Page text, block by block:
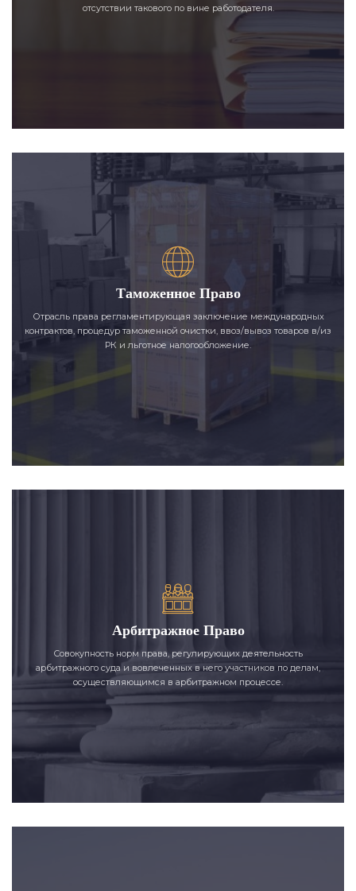
отсутствии такового по вине работодателя.
Таможенное Право
Отрасль права регламентирующая заключение международных
контрактов, процедур таможенной очистки, ввоз/вывоз товаров в/из
РК и льготное налогообложение.
Арбитражное Право
Совокупность норм права, регулирующих деятельность
арбитражного суда и вовлеченных в него участников по делам,
осуществляющимся в арбитражном процессе.